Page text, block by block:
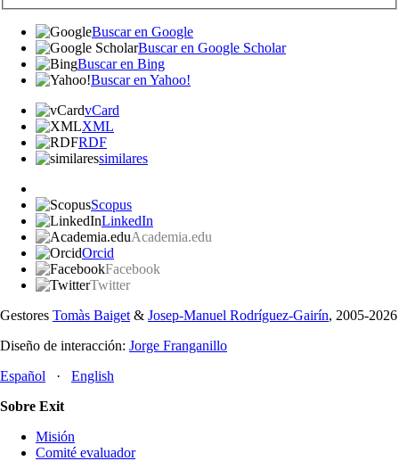
Buscar en Google
Buscar en Google Scholar
Buscar en Bing
Buscar en Yahoo!
vCard
XML
RDF
similares
Scopus
LinkedIn
Academia.edu
Orcid
Facebook
Twitter
Gestores Tomàs Baiget& Josep-Manuel Rodríguez-Gairín, 2005-2026
Diseño de interacción: Jorge Franganillo
Español · English
Sobre Exit
Misión
Comité evaluador